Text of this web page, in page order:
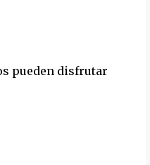
pueden disfrutar